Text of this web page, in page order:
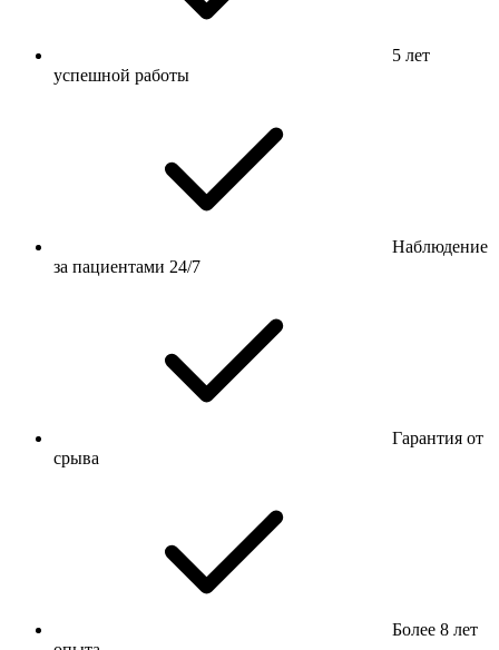
5 лет
успешной работы
Наблюдение
за пациентами 24/7
Гарантия от
срыва
Более 8 лет